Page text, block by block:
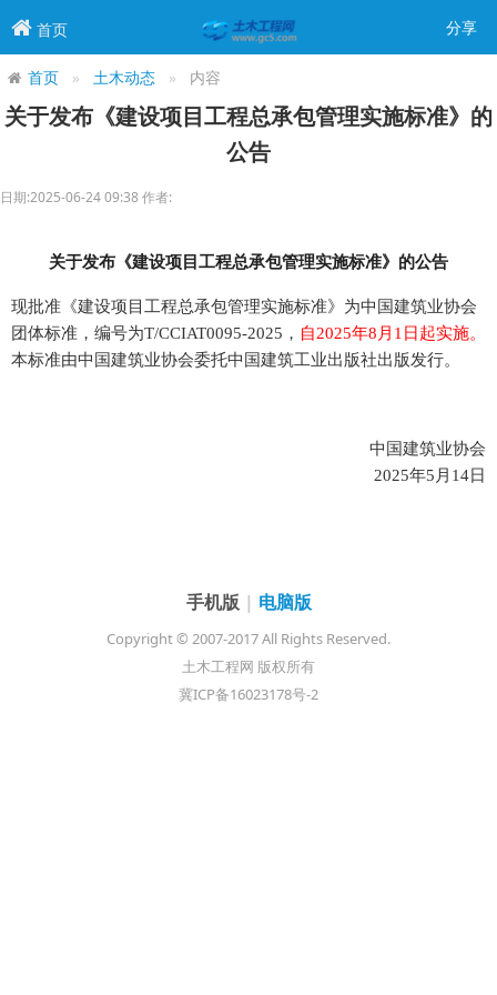
首页 分享
首页 土木动态 内容
关于发布《建设项目工程总承包管理实施标准》的
公告
日期:2025-06-24 09:38 作者:
关于发布《建设项目工程总承包管理实施标准》的公告
现批准《建设项目工程总承包管理实施标准》为中国建筑业协会
团体标准，编号为T/CCIAT0095-2025， 自2025年8月1日起实施。
本标准由中国建筑业协会委托中国建筑工业出版社出版发行。
中国建筑业协会
2025年5月14日
手机版 | 电脑版
Copyright © 2007-2017 All Rights Reserved.
土木工程网 版权所有
冀ICP备16023178号-2